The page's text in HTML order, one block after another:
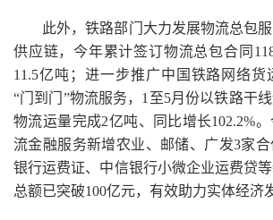
此外，铁路部门大力发展物流总包
供应链，今年累计签订物流总包合同
11.5亿吨；进一步推广中国铁路网络
“门到门”物流服务，1至5月份以铁路干
物流运量完成2亿吨、同比增长102.2%
流金融服务新增农业、邮储、广发3家
银行运费证、中信银行小微企业运费贷
总额已突破100亿元，有效助力实体经济